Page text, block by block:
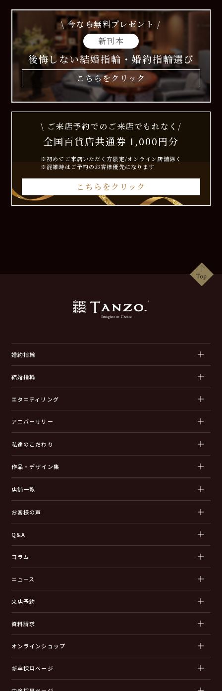
\ 今なら無料プレゼント /
新刊本
後悔しない結婚指輪・婚約指輪選び
こちらをクリック
\ ご来店予約でのご来店でもれなく/
全国百貨店共通券 1,000円分
※初めてご来店いただく方限定/オンライン店舗除く
※混雑時はご予約のお客様優先になります
こちらをクリック
婚約指輪
結婚指輪
エタニティリング
アニバーサリー
私達のこだわり
作品・デザイン集
店舗一覧
お客様の声
Q&A
コラム
ニュース
来店予約
資料請求
オンラインショップ
新卒採用ページ